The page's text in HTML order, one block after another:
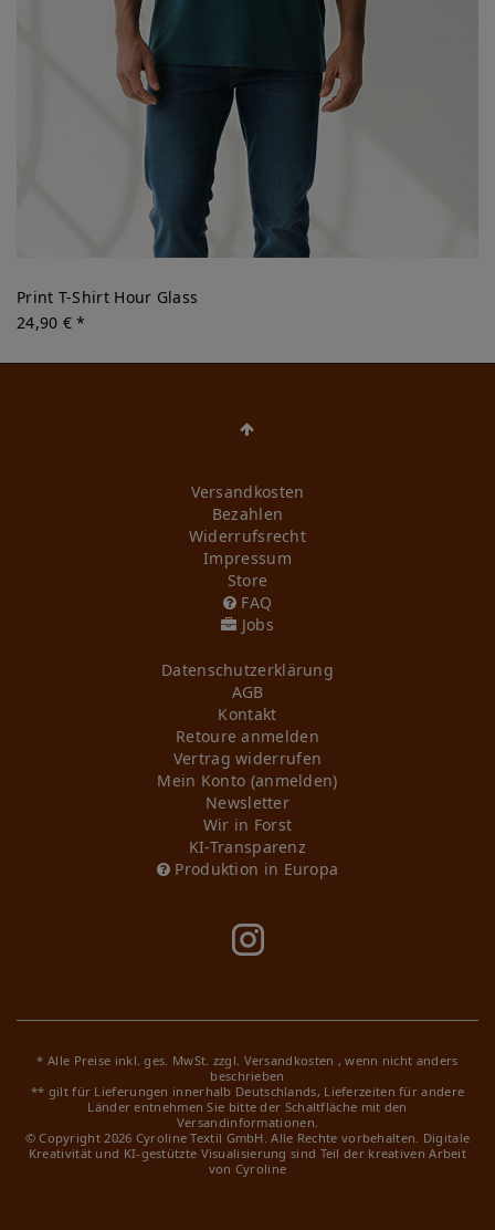
Print T-Shirt Hour Glass
24,90 € *
Versandkosten
Bezahlen
Widerrufs­recht
Impressum
Store
FAQ
Jobs
Daten­schutz­erklärung
AGB
Kontakt
Retoure anmelden
Vertrag widerrufen
Mein Konto (anmelden)
Newsletter
Wir in Forst
KI-Transparenz
Produktion in Europa
* Alle Preise inkl. ges. MwSt. zzgl. Versandkosten , wenn nicht anders
beschrieben
** gilt für Lieferungen innerhalb Deutschlands, Lieferzeiten für andere
Länder entnehmen Sie bitte der Schaltfläche mit den
Versandinformationen.
© Copyright 2026 Cyroline Textil GmbH. Alle Rechte vorbehalten. Digitale
Kreativität und KI-gestützte Visualisierung sind Teil der kreativen Arbeit
von Cyroline